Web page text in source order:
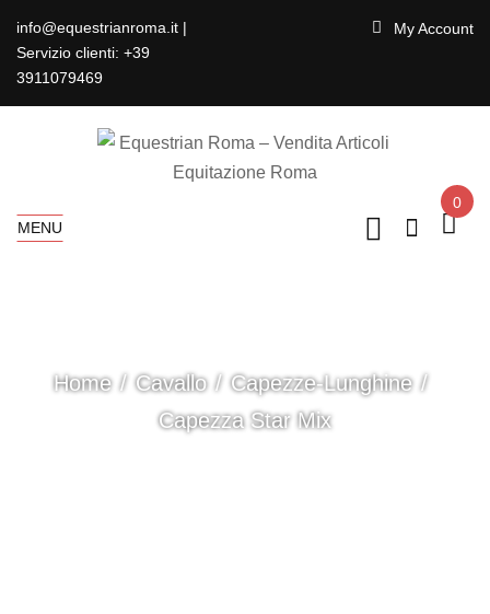
info@equestrianroma.it |
Servizio clienti: +39
3911079469
My Account
MENU
0
Home Cavallo
Capezze-Lunghine
Capezza Star Mix